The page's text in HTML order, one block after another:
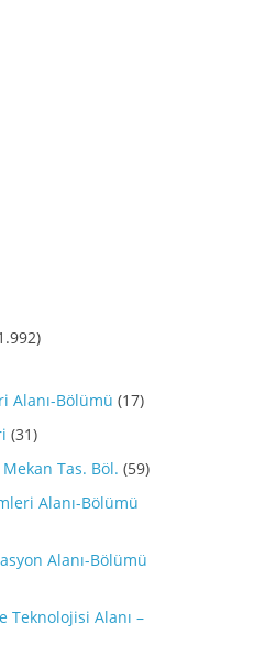
Alanı-Bölümü (17)
(31)
Tas. Böl. (59)
Alanı-Bölümü
Alanı-Bölümü
Teknolojisi Alanı –